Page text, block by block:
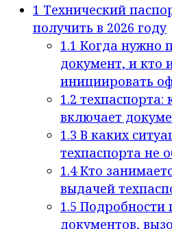
1 Технический
получить в 2026 году
1.1 Когда нужно
документ, и кто
инициировать
1.2 техпаспорта:
включает
1.3 В каких
техпаспорта не
1.4Кто
выдачей
1.5 Подробности
документов,